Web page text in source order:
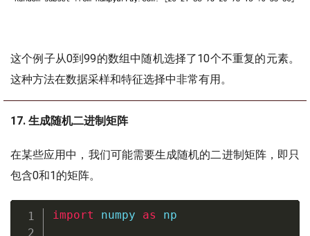
这个例子从0到99的数组中随机选择了10个不重复的元素。
这种方法在数据采样和特征选择中非常有用。
17. 生成随机二进制矩阵
在某些应用中，我们可能需要生成随机的二进制矩阵，即只
包含0和1的矩阵。
import numpy as np